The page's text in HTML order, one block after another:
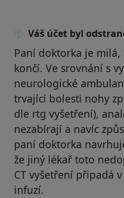
Váš účet byl
Paní doktorka je
končí. Ve srovnání s
neurologické
trvající bolesti nohy
dle rtg vyšetření),
nezabírají a navíc
paní doktorka
že jiný lékař toto
CT vyšetření připadá
infuzí.